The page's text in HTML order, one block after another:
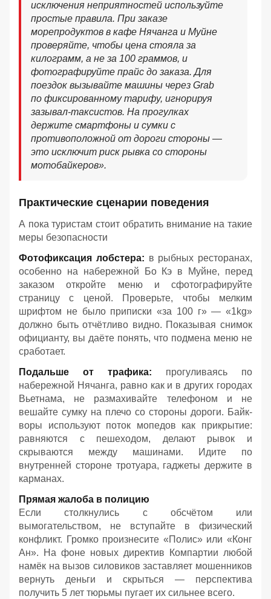
исключения неприятностей используйте
простые правила. При заказе
морепродуктов в кафе Нячанга и Муйне
проверяйте, чтобы цена стояла за
килограмм, а не за 100 граммов, и
фотографируйте прайс до заказа. Для
поездок вызывайте машины через Grab
по фиксированному тарифу, игнорируя
зазывал-таксистов. На прогулках
держите смартфоны и сумки с
противоположной от дороги стороны —
это исключит риск рывка со стороны
мотобайкеров».
Практические сценарии поведения
А пока туристам стоит обратить внимание на такие
меры безопасности
Фотофиксация лобстера: в рыбных ресторанах,
особенно на набережной Бо Кэ в Муйне, перед
заказом откройте меню и сфотографируйте
страницу с ценой. Проверьте, чтобы мелким
шрифтом не было приписки «за 100 г» — «1kg»
должно быть отчётливо видно. Показывая снимок
официанту, вы даёте понять, что подмена меню не
сработает.
Подальше от трафика: прогуливаясь по
набережной Нячанга, равно как и в других городах
Вьетнама, не размахивайте телефоном и не
вешайте сумку на плечо со стороны дороги. Байк-
воры используют поток мопедов как прикрытие:
равняются с пешеходом, делают рывок и
скрываются между машинами. Идите по
внутренней стороне тротуара, гаджеты держите в
карманах.
Прямая жалоба в полицию
Если столкнулись с обсчётом или
вымогательством, не вступайте в физический
конфликт. Громко произнесите «Полис» или «Конг
Ан». На фоне новых директив Компартии любой
намёк на вызов силовиков заставляет мошенников
вернуть деньги и скрыться — перспектива
получить 5 лет тюрьмы пугает их сильнее всего.